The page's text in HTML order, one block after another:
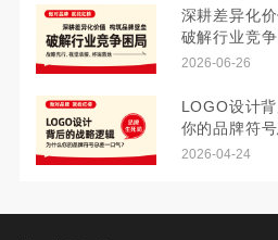
深耕差异化
破解行业竞
2026-06-26
LOGO设计
你的品牌符
2026-04-24